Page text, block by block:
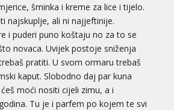
šminka i kreme za lice i tijelo.
najskuplje, ali ni najjeftinije.
i puderi puno koštaju no za to se
novaca. Uvijek postoje sniženja
pratiti. U svom ormaru trebaš
kaput. Slobodno daj par kuna
moći nositi cijeli zimu, a i
Tu je i parfem po kojem te svi